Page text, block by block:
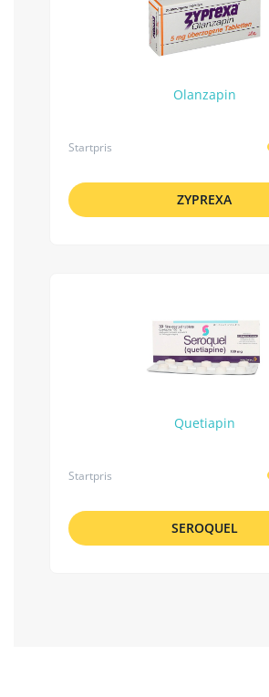
Olanzapin
Startpris
ZYPREXA
Quetiapin
Startpris
SEROQUEL